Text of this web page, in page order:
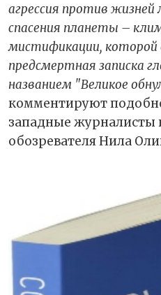
агрессия против жизней
спасения планеты –
мистификации, которой
предсмертная записка
названием "Великое
комментируют
западные журналисты
обозревателя Нила